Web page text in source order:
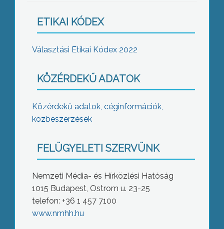
ETIKAI KÓDEX
Választási Etikai Kódex 2022
KÖZÉRDEKŰ ADATOK
Közérdekű adatok, céginformációk,
közbeszerzések
FELÜGYELETI SZERVÜNK
Nemzeti Média- és Hírközlési Hatóság
1015 Budapest, Ostrom u. 23-25
telefon: +36 1 457 7100
www.nmhh.hu